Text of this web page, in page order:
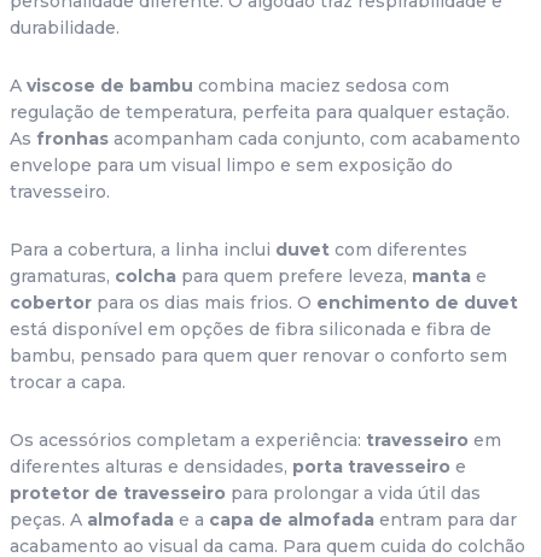
durabilidade.
A viscose de bambu combina maciez sedosa com
regulação de temperatura, perfeita para qualquer estação.
As fronhas acompanham cada conjunto, com acabamento
envelope para um visual limpo e sem exposição do
travesseiro.
Para a cobertura, a linha inclui duvet com diferentes
gramaturas, colcha para quem prefere leveza, manta
cobertor para os dias mais frios. O enchimento de duvet
está disponível em opções de fibra siliconada e fibra de
bambu, pensado para quem quer renovar o conforto sem
trocar a capa.
Os acessórios completam a experiência: travesseiro em
diferentes alturas e densidades, porta travesseiro
protetor de travesseiro para prolongar a vida útil das
peças. A almofada e a capa de almofada entram para dar
acabamento ao visual da cama. Para quem cuida do colchão